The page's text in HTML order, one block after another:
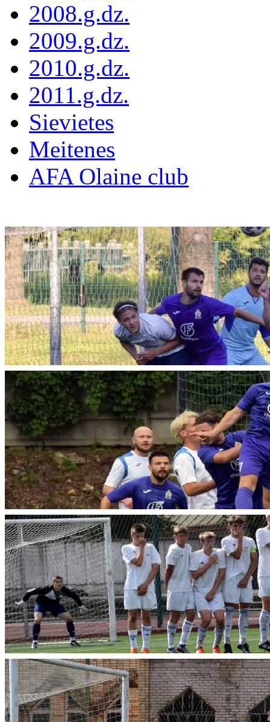
2008.g.dz.
2009.g.dz.
2010.g.dz.
2011.g.dz.
Sievietes
Meitenes
AFA Olaine club